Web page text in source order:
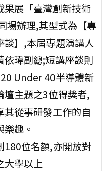
果展「臺灣創新技術
場辦理,其型式為【專
】,本屆專題演講人
依瑋副總;短講座談則
Under 40半導體新
壇主題之3位得獎者,
其從事研發工作的自
趣。
180位名額,亦開放對
大學以上